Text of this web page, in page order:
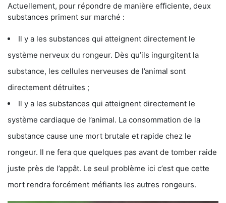
Actuellement, pour répondre de manière efficiente, deux
substances priment sur marché :
Il y a les substances qui atteignent directement le
système nerveux du rongeur. Dès qu’ils ingurgitent la
substance, les cellules nerveuses de l’animal sont
directement détruites ;
Il y a les substances qui atteignent directement le
système cardiaque de l’animal. La consommation de la
substance cause une mort brutale et rapide chez le
rongeur. Il ne fera que quelques pas avant de tomber raide
juste près de l’appât. Le seul problème ici c’est que cette
mort rendra forcément méfiants les autres rongeurs.